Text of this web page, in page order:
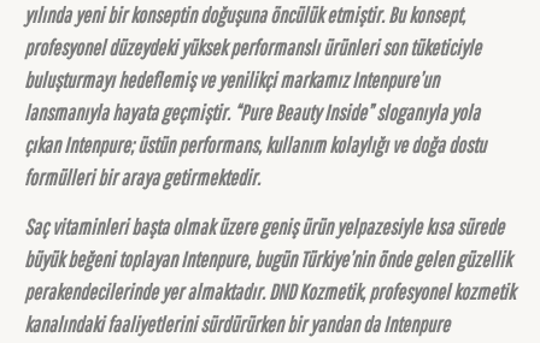
yılında yeni bir konseptin doğuşuna öncülük etmiştir. Bu konsept,
profesyonel düzeydeki yüksek performanslı ürünleri son tüketiciyle
buluşturmayı hedeflemiş ve yenilikçi markamız Intenpure’un
lansmanıyla hayata geçmiştir. “Pure Beauty Inside” sloganıyla yola
çıkan Intenpure; üstün performans, kullanım kolaylığı ve doğa dostu
formülleri bir araya getirmektedir.
Saç vitaminleri başta olmak üzere geniş ürün yelpazesiyle kısa sürede
büyük beğeni toplayan Intenpure, bugün Türkiye’nin önde gelen güzellik
perakendecilerinde yer almaktadır. DND Kozmetik, profesyonel kozmetik
kanalındaki faaliyetlerini sürdürürken bir yandan da Intenpure